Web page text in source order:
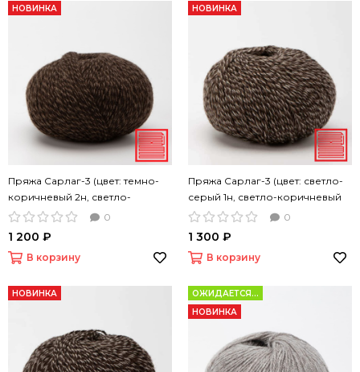
НОВИНКА
Пряжа Сарлаг-3 (цвет: темно-
коричневый 2н, светло-
коричневый 1н, 50 г 200 м)
0
1 200 ₽
В корзину
НОВИНКА
Пряжа Сарлаг-3 (цвет: светло-
серый 1н, светло-коричневый
1н,темно-коричневый 1н, 50 г
0
1 300 ₽
В корзину
НОВИНКА
ОЖИДАЕТСЯ...
НОВИНКА